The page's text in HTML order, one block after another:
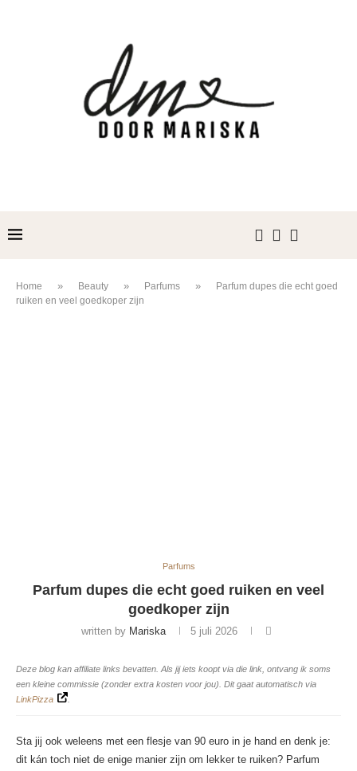
Home » Beauty » Parfums »
Parfum dupes die echt goed
ruiken en veel goedkoper zijn
Parfums
Parfum dupes die echt goed ruiken en veel
goedkoper zijn
written by Mariska 5 juli 2026
Deze blog kan affiliate links bevatten. Als jij iets koopt via die link, ontvang ik soms
een kleine commissie (zonder extra kosten voor jou). Dit gaat automatisch via
LinkPizza
Sta jij ook weleens met een flesje van 90 euro in je hand en denk je:
dit kán toch niet de enige manier zijn om lekker te ruiken? Parfum